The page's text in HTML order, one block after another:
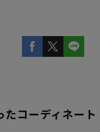
たコーディネート